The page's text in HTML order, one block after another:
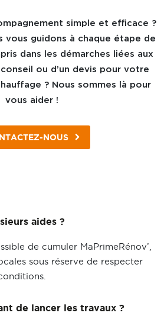
simple et efficace ?
vous guidons à chaque étape de
dans les démarches liées aux
conseil ou d’un devis pour votre
? Nous sommes là pour
vous aider !
NOUS
aides ?
de cumuler MaPrimeRénov’,
sous réserve de respecter
de lancer les travaux ?